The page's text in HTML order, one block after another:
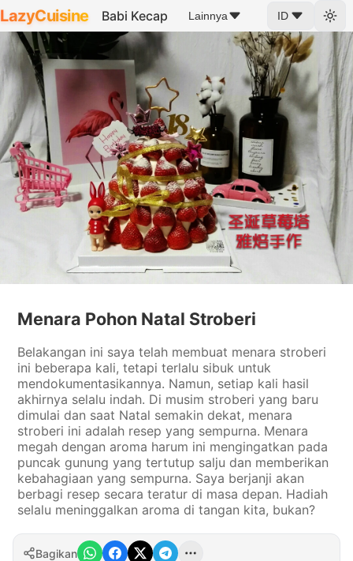
LazyCuisine Babi Kecap Lainnya ID
Menara Pohon Natal Stroberi
Belakangan ini saya telah membuat menara stroberi
ini beberapa kali, tetapi terlalu sibuk untuk
mendokumentasikannya. Namun, setiap kali hasil
akhirnya selalu indah. Di musim stroberi yang baru
dimulai dan saat Natal semakin dekat, menara
stroberi ini adalah resep yang sempurna. Menara
megah dengan aroma harum ini mengingatkan pada
puncak gunung yang tertutup salju dan memberikan
kebahagiaan yang sempurna. Saya berjanji akan
berbagi resep secara teratur di masa depan. Hadiah
selalu meninggalkan aroma di tangan kita, bukan?
Bagikan